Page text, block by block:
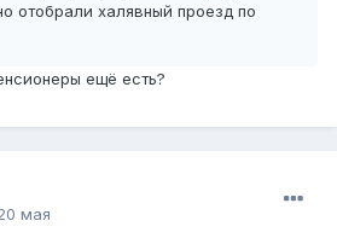
отобрали халявный проезд по
ещё есть?
мая